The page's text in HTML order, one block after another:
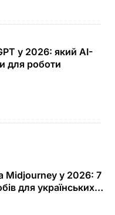
у 2026: який AI-
для роботи
Midjourney у 2026: 7
для українських